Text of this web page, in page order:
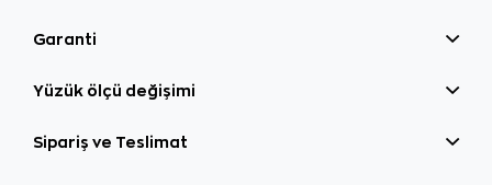
Garanti
Yüzük ölçü değişimi
Sipariş ve Teslimat